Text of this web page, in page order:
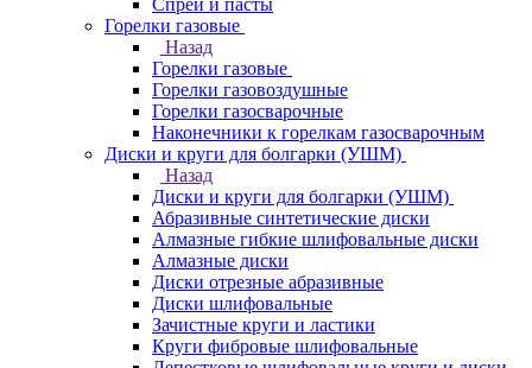
Спреи и пасты
Горелки газовые
Назад
Горелки газовые
Горелки газовоздушные
Горелки газосварочные
Наконечники к горелкам газосварочным
Диски и круги для болгарки (УШМ)
Назад
Диски и круги для болгарки (УШМ)
Абразивные синтетические диски
Алмазные гибкие шлифовальные диски
Алмазные диски
Диски отрезные абразивные
Диски шлифовальные
Зачистные круги и ластики
Круги фибровые шлифовальные